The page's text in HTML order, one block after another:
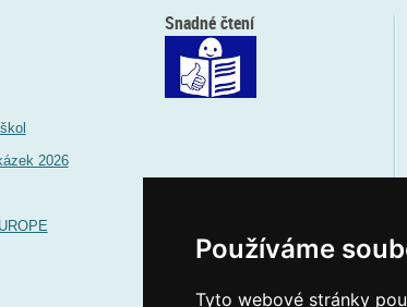
Používáme
Tyto webové stránky
2026
Snadné čtení